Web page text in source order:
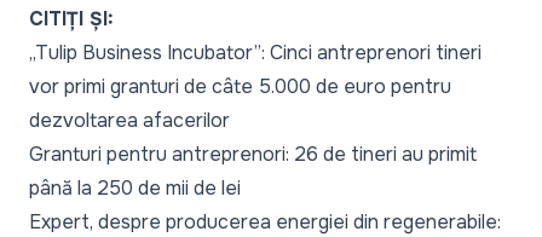
CITIȚI ȘI:
„Tulip Business Incubator”: Cinci antreprenori tineri
vor primi granturi de câte 5.000 de euro pentru
dezvoltarea afacerilor
Granturi pentru antreprenori: 26 de tineri au primit
până la 250 de mii de lei
Expert, despre producerea energiei din regenerabile: